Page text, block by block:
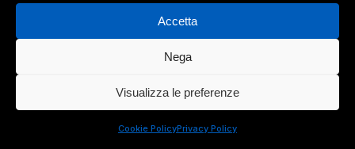
Accetta
Nega
Visualizza le preferenze
Cookie PolicyPrivacy Policy
© 2024 Value Relations Srl, All Rights Reserved.
instagram